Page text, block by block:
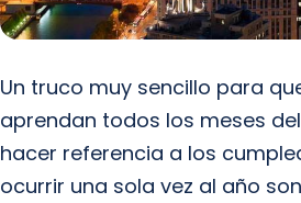
Un truco muy sencillo para
aprendan todos los meses
hacer referencia a los
ocurrir una sola vez al año